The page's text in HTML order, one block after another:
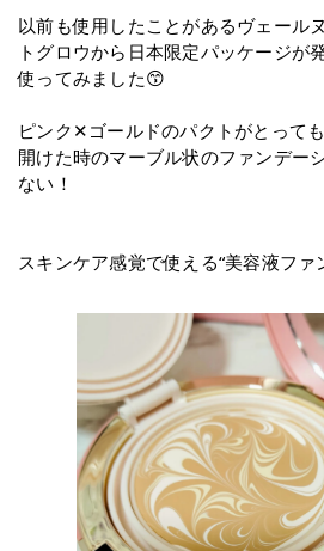
以前も使用したことがあるヴェール
トグロウから日本限定パッケージが
使ってみました😙
ピンク✕ゴールドのパクトがとって
開けた時のマーブル状のファンデー
ない！
スキンケア感覚で使える“美容液ファ